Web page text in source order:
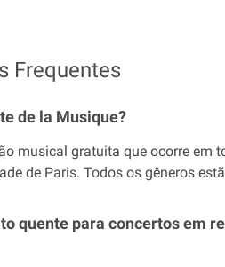
Frequentes
de la Musique?
musical gratuita que ocorre em
de Paris. Todos os gêneros
quente para concertos em